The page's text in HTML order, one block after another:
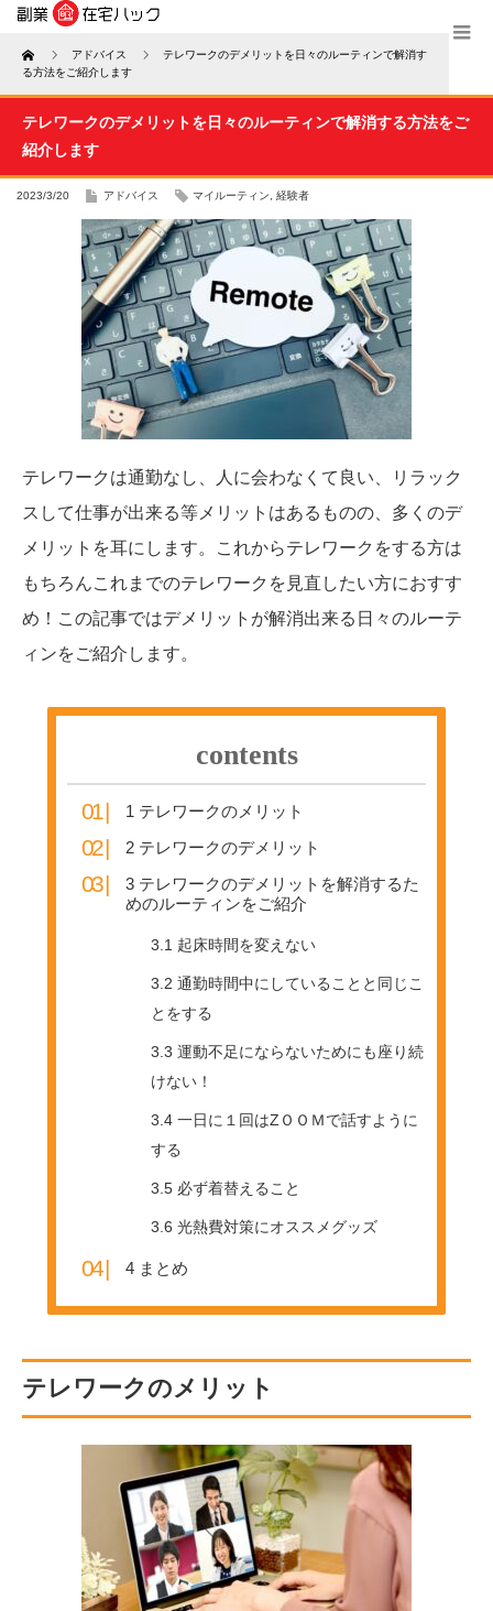
Home アドバイス
テレワークのデメリットを日々のルーティンで解消す
る方法をご紹介します
テレワークのデメリットを日々のルーティンで解消する方法をご
紹介します
2023/3/20 アドバイス マイルーティン 経験者
テレワークは通勤なし、人に会わなくて良い、リラック
スして仕事が出来る等メリットはあるものの、多くのデ
メリットを耳にします。これからテレワークをする方は
もちろんこれまでのテレワークを見直したい方におすす
め！この記事ではデメリットが解消出来る日々のルーテ
ィンをご紹介します。
contents
1 テレワークのメリット
2 テレワークのデメリット
3 テレワークのデメリットを解消するた
めのルーティンをご紹介
3.1 起床時間を変えない
3.2 通勤時間中にしていることと同じこ
とをする
3.3 運動不足にならないためにも座り続
けない！
3.4一日に１回はZＯＯＭで話すように
する
3.5必ず着替えること
3.6 光熱費対策にオススメグッズ
4 まとめ
テレワークのメリット